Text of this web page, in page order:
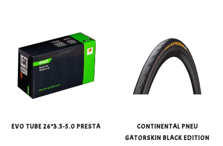
EVO TUBE 26*3.5-5.0 PRESTA
CONTINENTAL PNEU
GATORSKIN BLACK EDITION